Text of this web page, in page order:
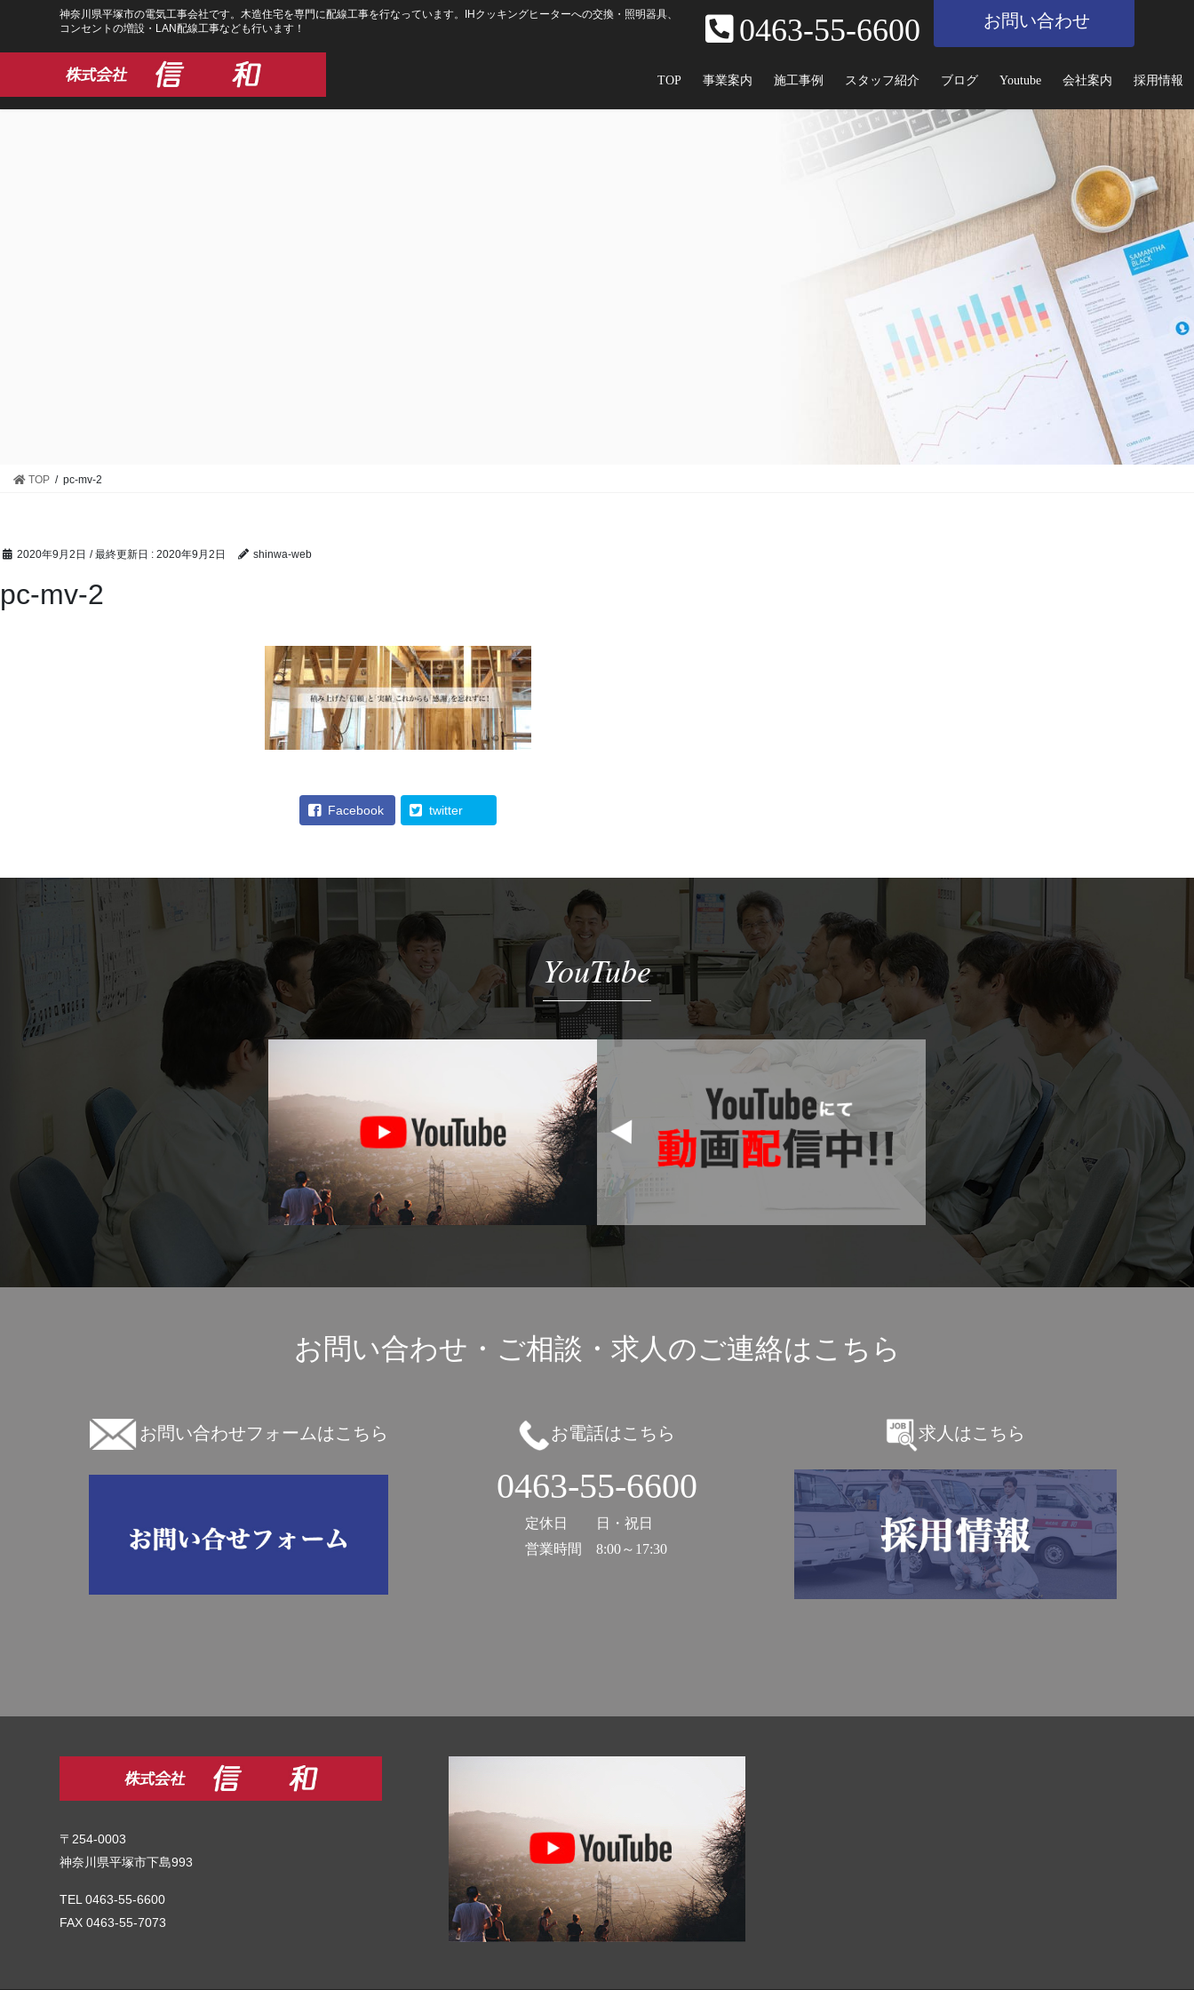
テ
ツ
ゲ
シ
神奈川県平塚市の電気工事会社です。木造住宅を専門に配線工事を行なっています。IHクッキングヒーターへの交換・照明器具、
コンセントの増設・LAN配線工事なども行います！
0463-55-6600 お問い合わせ
TOP 事業案内 施工事例 スタッフ紹介 ブログ Youtube 会社案内 採用情報
TOP pc-mv-2
2020年9月2日 / 最終更新日 : 2020年9月2日 shinwa-web
pc-mv-2
Facebook twitter
YouTube
お問い合わせ・ご相談・ 求人のご連絡はこちら
お問い合わせフォームはこちら お電話はこちら
0463-55-6600
定休日
日・祝日
営業時間
8:00～17:30
求人はこちら
〒254-0003
神奈川県平塚市下島993
TEL 0463-55-6600
FAX 0463-55-7073